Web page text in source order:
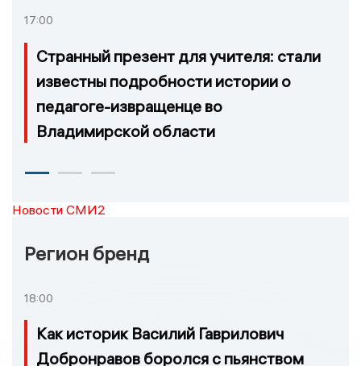
17:00
Странный презент для учителя: стали
известны подробности истории о
педагоге-извращенце во
Владимирской области
Новости СМИ2
Регион бренд
18:00
Как историк Василий Гаврилович
Добронравов боролся с пьянством